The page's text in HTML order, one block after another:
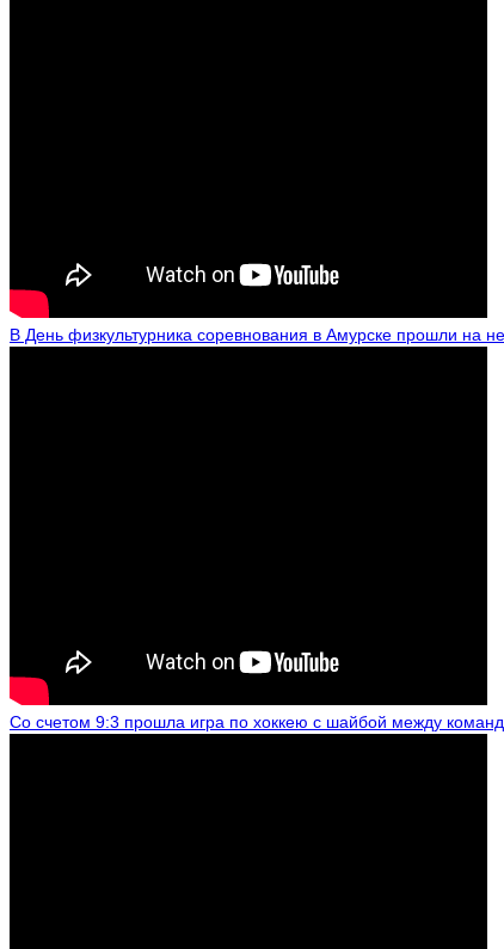
В День физкультурника соревнования в Амурске прошли на
Со счетом 9:3 прошла игра по хоккею с шайбой между